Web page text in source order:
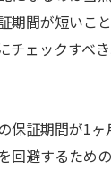
期間が短いこ
チェックすべ
保証期間が1
回避するため